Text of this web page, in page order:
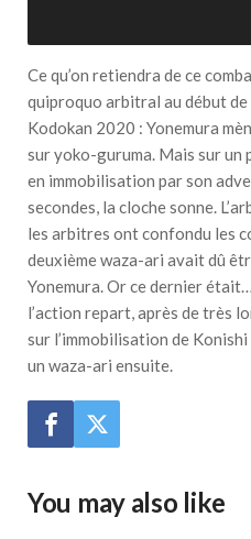
Ce qu’on retiendra de ce
quiproquo arbitral au début
Kodokan 2020 : Yonemura
sur yoko-guruma. Mais sur un
en immobilisation par son
secondes, la cloche sonne.
les arbitres ont confondu les
deuxième waza-ari avait dû
Yonemura. Or ce dernier
l’action repart, après de très
sur l’immobilisation de
un waza-ari ensuite.
You may also like